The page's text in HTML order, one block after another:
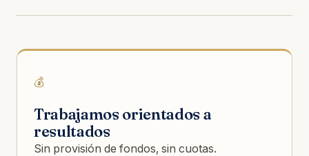
💰
Trabajamos orientados a
resultados
Sin provisión de fondos, sin cuotas.